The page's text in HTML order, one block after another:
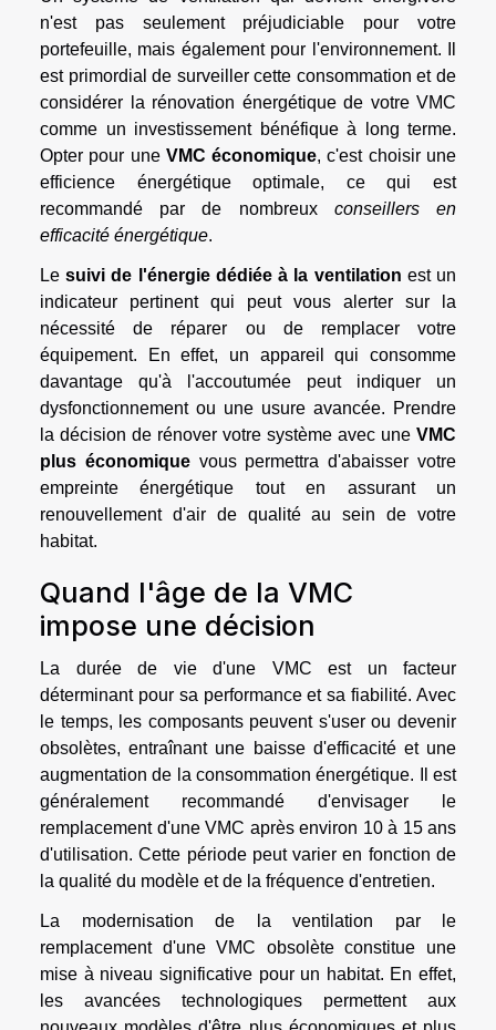
n'est pas seulement préjudiciable pour votre
portefeuille, mais également pour l'environnement. Il
est primordial de surveiller cette consommation et de
considérer la rénovation énergétique de votre VMC
comme un investissement bénéfique à long terme.
Opter pour une VMC économique, c'est choisir une
efficience énergétique optimale, ce qui est
recommandé par de nombreux conseillers en
efficacité énergétique.
Lesuivi de l'énergie dédiée à la ventilation est un
indicateur pertinent qui peut vous alerter sur la
nécessité de réparer ou de remplacer votre
équipement. En effet, un appareil qui consomme
davantage qu'à l'accoutumée peut indiquer un
dysfonctionnement ou une usure avancée. Prendre
la décision de rénover votre système avec une VMC
plus économiquevous permettra d'abaisser votre
empreinte énergétique tout en assurant un
renouvellement d'air de qualité au sein de votre
habitat.
Quand l'âge de la VMC
impose une décision
La durée de vie d'une VMC est un facteur
déterminant pour sa performance et sa fiabilité. Avec
le temps, les composants peuvent s'user ou devenir
obsolètes, entraînant une baisse d'efficacité et une
augmentation de la consommation énergétique. Il est
généralement recommandé d'envisager le
remplacement d'une VMC après environ 10 à 15 ans
d'utilisation. Cette période peut varier en fonction de
la qualité du modèle et de la fréquence d'entretien.
La modernisation de la ventilation par le
remplacement d'une VMC obsolète constitue une
mise à niveau significative pour un habitat. En effet,
les avancées technologiques permettent aux